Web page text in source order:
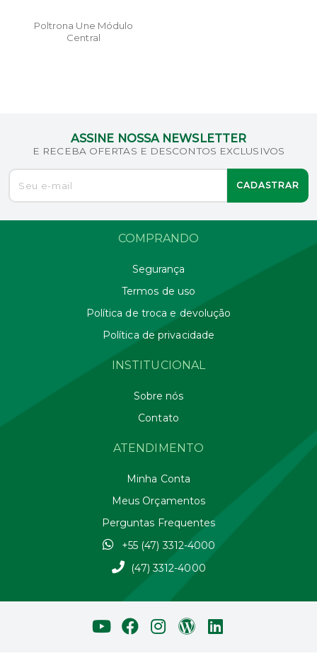
Poltrona Une Módulo
Central
ASSINE NOSSA NEWSLETTER
E RECEBA OFERTAS E DESCONTOS EXCLUSIVOS
CADASTRAR
COMPRANDO
Segurança
Termos de uso
Política de troca e devolução
Política de privacidade
INSTITUCIONAL
Sobre nós
Contato
ATENDIMENTO
Minha Conta
Meus Orçamentos
Perguntas Frequentes
+55 (47) 3312-4000
(47) 3312-4000